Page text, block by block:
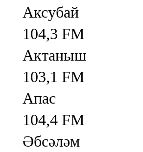
Аксубай
104,3 FM
Актаныш
103,1 FM
Апас
104,4 FM
Әбсәләм